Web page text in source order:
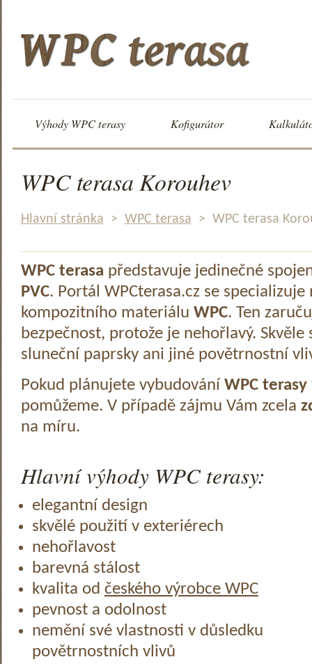
Výhody WPC terasy Kofigurátor
WPC terasa Korouhev
Hlavní stránka > WPC terasa > WPC terasa
WPC terasa představuje jedinečné
PVC. Portál WPCterasa.cz se specializuje
kompozitního materiálu WPC. Ten
bezpečnost, protože je nehořlavý.
sluneční paprsky ani jiné povětrnostní
Pokud plánujete vybudování WPC terasy
pomůžeme. V případě zájmu Vám zcela
na míru.
Hlavní výhody WPC terasy:
elegantní design
skvělé použití v exteriérech
nehořlavost
barevná stálost
kvalita od českého výrobce WPC
pevnost a odolnost
nemění své vlastnosti v důsledku
povětrnostních vlivů